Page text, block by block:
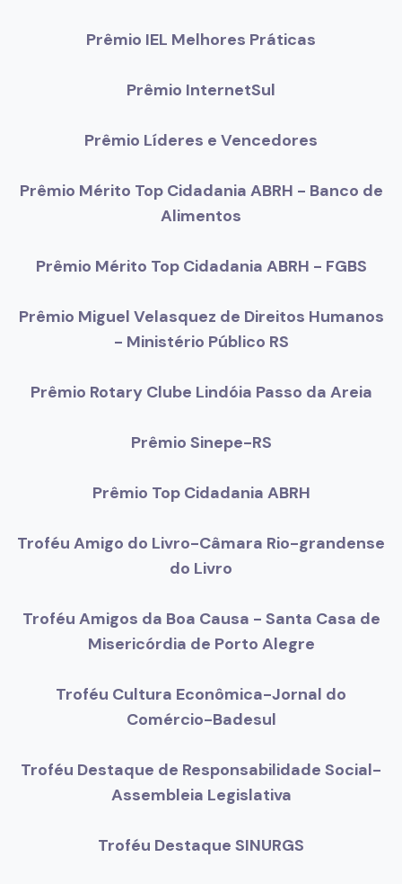
Prêmio IEL Melhores Práticas
Prêmio InternetSul
Prêmio Líderes e Vencedores
Prêmio Mérito Top Cidadania ABRH - Banco de
Alimentos
Prêmio Mérito Top Cidadania ABRH - FGBS
Prêmio Miguel Velasquez de Direitos Humanos
- Ministério Público RS
Prêmio Rotary Clube Lindóia Passo da Areia
Prêmio Sinepe-RS
Prêmio Top Cidadania ABRH
Troféu Amigo do Livro-Câmara Rio-grandense
do Livro
Troféu Amigos da Boa Causa - Santa Casa de
Misericórdia de Porto Alegre
Troféu Cultura Econômica-Jornal do
Comércio-Badesul
Troféu Destaque de Responsabilidade Social-
Assembleia Legislativa
Troféu Destaque SINURGS